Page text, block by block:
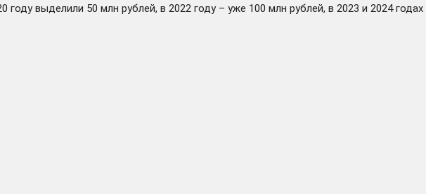
выделили 50 млн рублей, в 2022 году – уже 100 млн рублей, в 2023 и 2024 годах